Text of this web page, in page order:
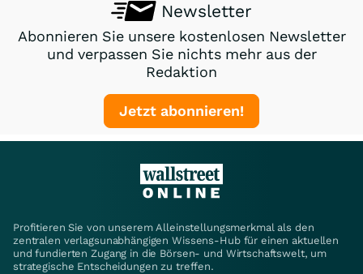
Newsletter
Abonnieren Sie unsere kostenlosen Newsletter
und verpassen Sie nichts mehr aus der
Redaktion
Jetzt abonnieren!
Profitieren Sie von unserem Alleinstellungsmerkmal als den
zentralen verlagsunabhängigen Wissens-Hub für einen aktuellen
und fundierten Zugang in die Börsen- und Wirtschaftswelt, um
strategische Entscheidungen zu treffen.